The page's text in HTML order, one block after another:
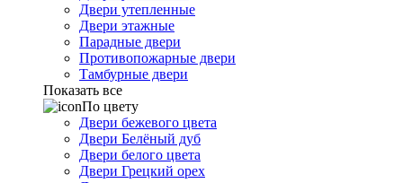
Двери утепленные
Двери этажные
Парадные двери
Противопожарные двери
Тамбурные двери
Показать все
По цвету
Двери бежевого цвета
Двери Белёный дуб
Двери белого цвета
Двери Грецкий орех